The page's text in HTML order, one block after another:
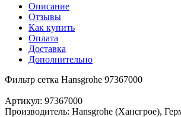
Описание
Отзывы
Как купить
Оплата
Доставка
Дополнительно
Фильтр сетка Hansgrohe 97367000
Артикул: 97367000
Производитель: Hansgrohe (Хансгрое),